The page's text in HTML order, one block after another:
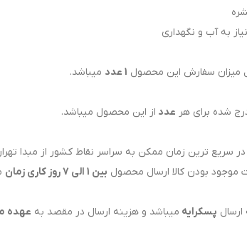
به آب و نگهداری
میزان سفارش این محصول 1 عدد میباشد.
شده برای هر عدد از این محصول میباشد.
سریع ترین زمان ممکن به سراسر نقاط کشور از مبدا
موجود بودن کالا ارسال محصول بین 1 الی 7 روز کاری زمان
پسکرایه میباشد و هزینه ارسال در مقصد به عهده